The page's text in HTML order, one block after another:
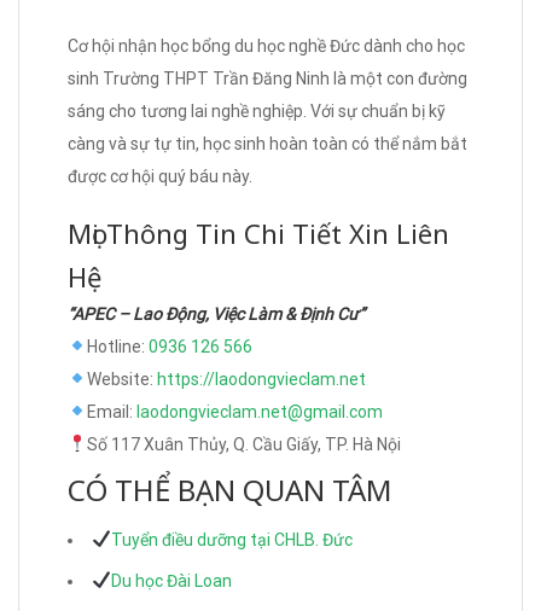
Cơ hội nhận học bổng du học nghề Đức dành cho học
sinh Trường THPT Trần Đăng Ninh là một con đường
sáng cho tương lai nghề nghiệp. Với sự chuẩn bị kỹ
càng và sự tự tin, học sinh hoàn toàn có thể nắm bắt
được cơ hội quý báu này.
Mọi Thông Tin Chi Tiết Xin Liên
Hệ
“APEC – Lao Động, Việc Làm & Định Cư”
Hotline: 0936 126 566
Website: https://laodongvieclam.net
Email: laodongvieclam.net@gmail.com
Số 117 Xuân Thủy, Q. Cầu Giấy, TP. Hà Nội
CÓ THỂ BẠN QUAN TÂM
Tuyển điều dưỡng tại CHLB. Đức
Du học Đài Loan